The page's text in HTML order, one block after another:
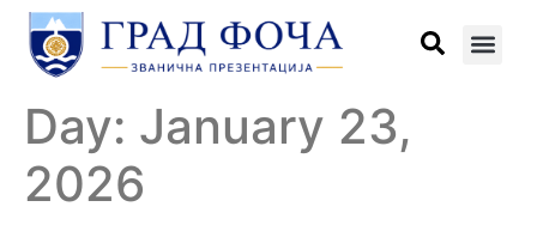
Day: January 23,
2026